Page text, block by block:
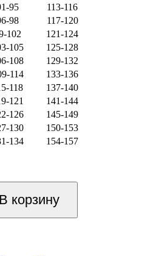
95
113-116
98
117-120
102
121-124
105
125-128
108
129-132
114
133-136
118
137-140
121
141-144
126
145-149
130
150-153
134 154-157